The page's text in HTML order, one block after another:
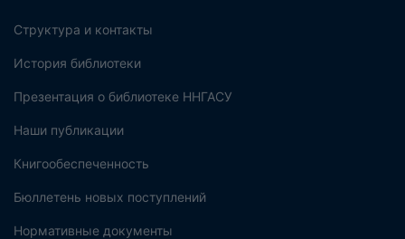
Структура и контакты
История библиотеки
Презентация о библиотеке ННГАСУ
Наши публикации
Книгообеспеченность
Бюллетень новых поступлений
Нормативные документы